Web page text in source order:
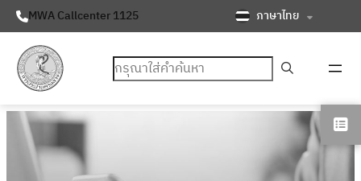
MWA Callcenter 1125 ภาษาไทย
ค้นหา